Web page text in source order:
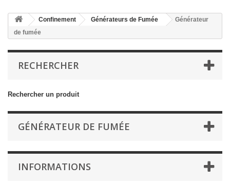
Confinement Générateurs de Fumée
Générateur
de fumée
RECHERCHER
Rechercher un produit
GÉNÉRATEUR DE FUMÉE
INFORMATIONS